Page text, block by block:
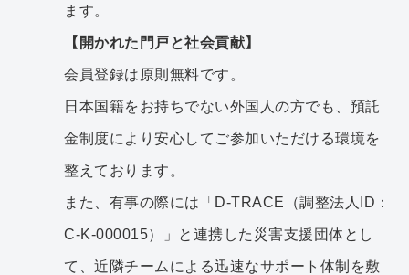
ます。
【開かれた門戸と社会貢献】
会員登録は原則無料です。
日本国籍をお持ちでない外国人の方でも、預託
金制度により安心してご参加いただける環境を
整えております。
また、有事の際には「D-TRACE（調整法人ID：
C-K-000015）」と連携した災害支援団体とし
て、近隣チームによる迅速なサポート体制を敷